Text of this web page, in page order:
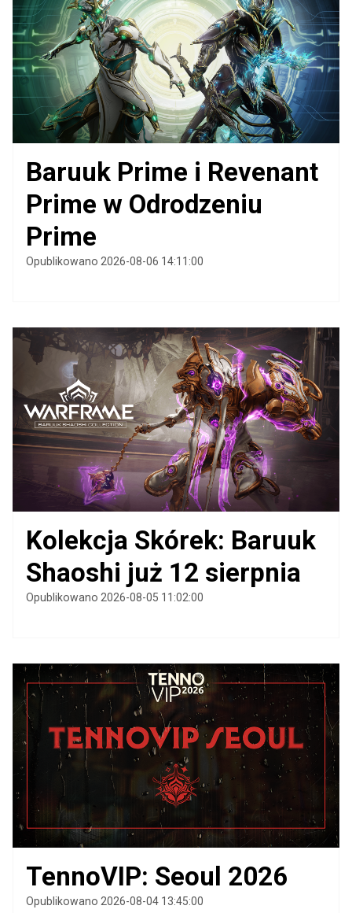
Baruuk Prime i Revenant
Prime w Odrodzeniu
Prime
Opublikowano 2026-08-06 14:11:00
Kolekcja Skórek: Baruuk
Shaoshi już 12 sierpnia
Opublikowano 2026-08-05 11:02:00
TennoVIP: Seoul 2026
Opublikowano 2026-08-04 13:45:00